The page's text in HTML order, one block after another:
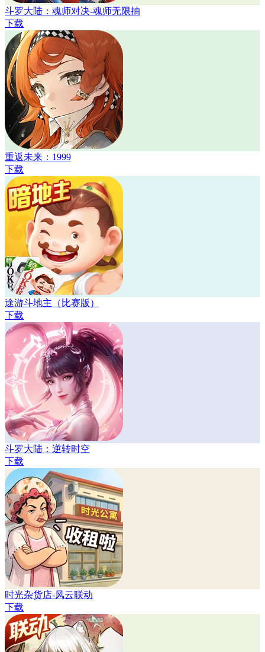
斗罗大陆：魂师对决-魂师无限抽
下载
重返未来：1999
下载
途游斗地主（比赛版）
下载
斗罗大陆：逆转时空
下载
时光杂货店-风云联动
下载